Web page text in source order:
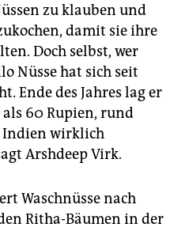
zu klauben und
damit sie ihre
Doch selbst, wer
Nüsse hat sich seit
Ende des Jahres lag er
60 Rupien, rund
Indien wirklich
Arshdeep Virk.
Waschnüsse nach
Ritha-Bäumen in der